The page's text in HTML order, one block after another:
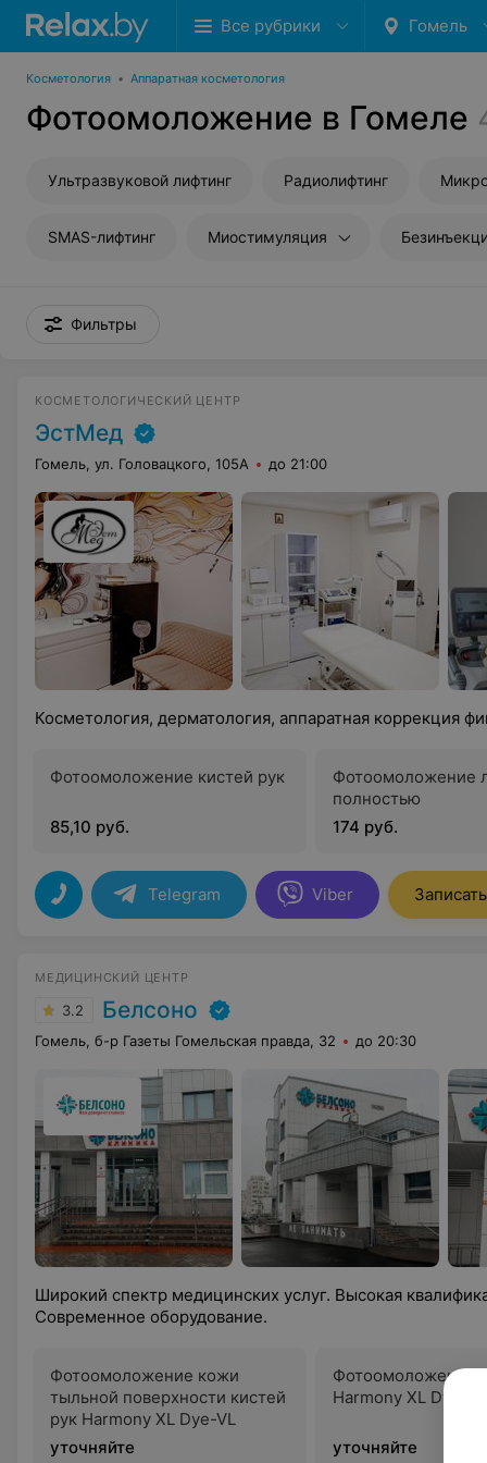
Все рубрики Гомель
Косметология • Аппаратная косметология
Фотоомоложение в Гомеле
Ультразвуковой лифтинг Радиолифтинг
SMAS-лифтинг Миостимуляция
Фильтры
КОСМЕТОЛОГИЧЕСКИЙ ЦЕНТР
ЭстМед
Гомель, ул. Головацкого, 105А до 21:00
Косметология, дерматология, аппаратная коррекция
Фотоомоложение кистей рук
85,10 руб.
Фотоомоложение
полностью
174 руб.
Telegram Viber
МЕДИЦИНСКИЙ ЦЕНТР
3.2 Белсоно
Гомель, б-р Газеты Гомельская правда, 32 до 20:30
Широкий спектр медицинских услуг. Высокая
Современное оборудование.
Фотоомоложение кожи
тыльной поверхности кистей
рук Harmony XL Dye-VL
уточняйте
Фотоомоложение
Harmony XL Dye-VL
уточняйте